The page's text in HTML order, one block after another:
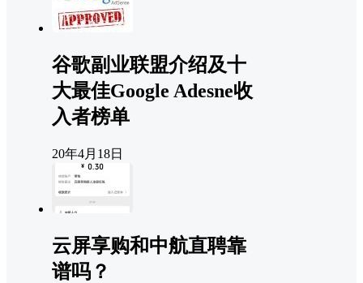
谷歌副业联盟介绍及十
大最佳Google Adesne收
入者榜单
20年4月18日
云屏享购和中航直聘靠
谱吗？